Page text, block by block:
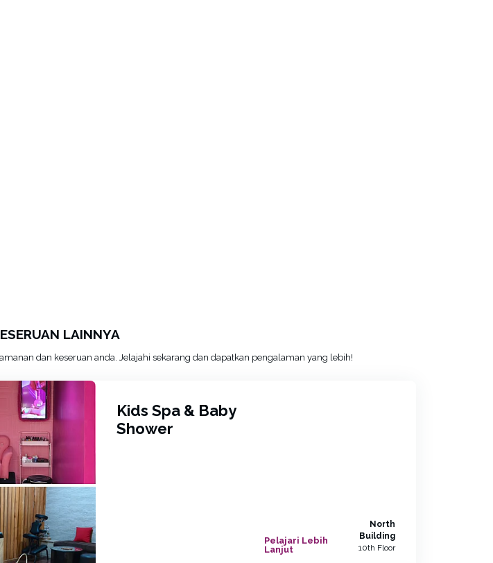
LAINNYA
dan keseruan anda. Jelajahi sekarang dan dapatkan pengalaman yang lebih!
Kids Spa & Baby
Shower
Pelajari Lebih
Lanjut
North
Building
10th Floor